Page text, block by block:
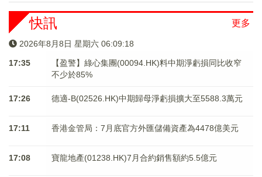
更多
快訊
2026年8月8日 星期六 06:09:18
17:35
【盈警】綠心集團(00094.HK)料中期淨虧損同比收窄
不少於85%
17:26 德適-B(02526.HK)中期歸母淨虧損擴大至5588.3萬元
17:11 香港金管局：7月底官方外匯儲備資產為4478億美元
17:08 寶龍地產(01238.HK)7月合約銷售額約5.5億元